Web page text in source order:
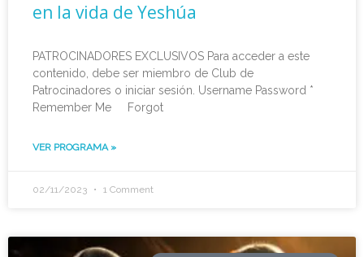
en la vida de Yeshúa
PATROCINADORES EXCLUSIVOS Para acceder a este
contenido, debe ser miembro de Club de
Patrocinadores o iniciar sesión. Username Password *
Remember Me Forgot
VER PROGRAMA »
02/11/2023 1 Comment